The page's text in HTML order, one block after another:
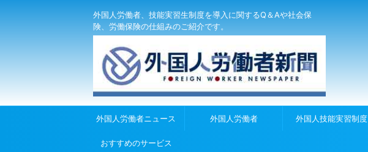
外国人労働者、技能実習生制度を導入に関するQ＆Aや社会保
険、労働保険の仕組みのご紹介です。
外国人労働者ニュース 外国人労働者 外国人技能実習制度
おすすめのサービス